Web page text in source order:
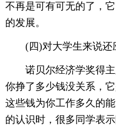
不再是可有可无的了，
的发展。
(四)对大学生来说还
诺贝尔经济学奖得主
你挣了多少钱没关系，
这些钱为你工作多久的
的认识时，很多同学表